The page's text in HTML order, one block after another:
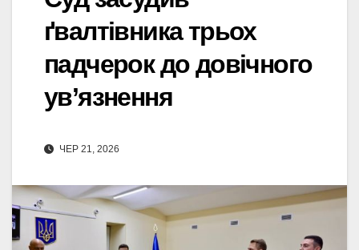
ґвалтівника трьох
падчерок до довічного
ув’язнення
ЧЕР 21, 2026